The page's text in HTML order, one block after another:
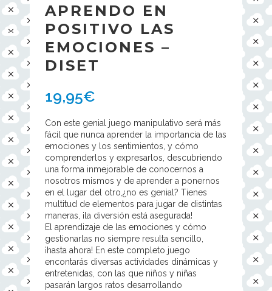
APRENDO EN
POSITIVO LAS
EMOCIONES –
DISET
19,95€
Con este genial juego manipulativo será más
fácil que nunca aprender la importancia de las
emociones y los sentimientos, y cómo
comprenderlos y expresarlos, descubriendo
una forma inmejorable de conocernos a
nosotros mismos y de aprender a ponernos
en el lugar del otro,¿no es genial? Tienes
multitud de elementos para jugar de distintas
maneras, ¡la diversión está asegurada!
El aprendizaje de las emociones y cómo
gestionarlas no siempre resulta sencillo,
¡hasta ahora! En este completo juego
encontarás diversas actividades dinámicas y
entretenidas, con las que niños y niñas
pasarán largos ratos desarrollando